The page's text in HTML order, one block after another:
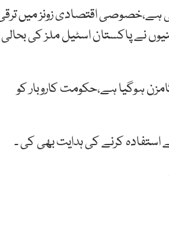
اقتصادی زونز میں
نے پاکستان اسٹیل ملز کی بحالی
ہوگیا ہے،حکومت کاروبار کو
کرنے کی ہدایت بھی کی ۔